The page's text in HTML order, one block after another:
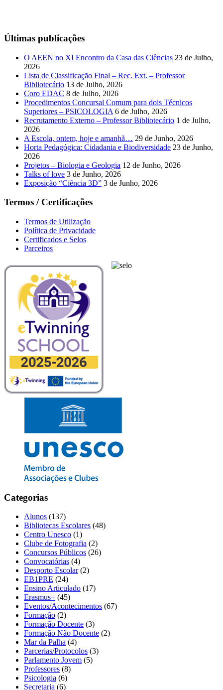
Últimas publicações
O AEEN no XI Encontro da Casa das Ciências 23 de Julho,
2026
Lista de Classificação Final – Rec. Ext. – Professor
Bibliotecário 13 de Julho, 2026
Coro EDAC 8 de Julho, 2026
Procedimentos Concursal Comum para dois Técnicos
Superiores – PSICOLOGIA 6 de Julho, 2026
Recrutamento Externo – Professor Bibliotecário 1 de Julho,
2026
A Escola, ontem, hoje e amanhã… 29 de Junho, 2026
Horta Pedagógica: Cidadania e Biodiversidade 23 de Junho,
2026
Projetos – Biologia e Geologia 12 de Junho, 2026
Talks of love 3 de Junho, 2026
Exposição “Ciência 3D” 3 de Junho, 2026
Termos / Certificações
Termos de Utilização
Política de Privacidade
Certificados e Selos
Parceiros
Categorias
Alunos (137)
Bibliotecas Escolares (48)
Centro Unesco (1)
Clube de Fotografia (2)
Concursos Públicos (26)
Convocatórias (4)
Desporto Escolar(2)
EB1PRE (24)
Ensino Articulado (17)
Erasmus+ (45)
Eventos/Acontecimentos (67)
Formação (2)
Formação Docente (3)
Formação Não Docente (2)
Mar da Palha (4)
Parcerias/Protocolos (3)
Parlamento Jovem (5)
Professores (8)
Psicologia (6)
Secretaria (6)